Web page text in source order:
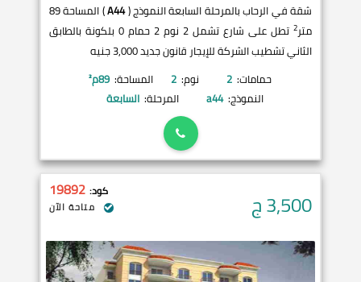
شقة في الرحاب بالمرحلة السابعة النموذج (A44
) المساحة 89
متر2
تطل على شارع تشمل 2 نوم 2 حمام 0 بلكونة بالطابق
الثاني تشطيب الشركة للإيجار قانون جديد 3,000 جنيه
حمامات: 2 نوم: 2 المساحة: 89م²
النموذج: a44 المرحلة: السابعة
3,500ج كود: 19892
متاحة الآن